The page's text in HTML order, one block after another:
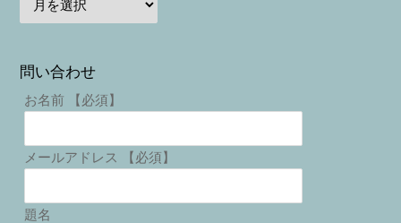
問い合わせ
お名前 【必須】
メールアドレス 【必須】
題名